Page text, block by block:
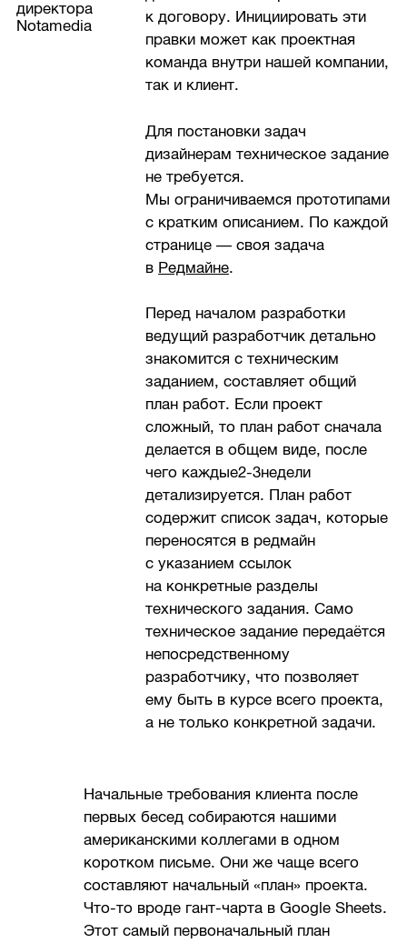
директора
Notamedia
к договору. Инициировать эти
правки может как проектная
команда внутри нашей компании,
так и клиент.
Для постановки задач
дизайнерам техническое задание
не требуется.
Мы ограничиваемся прототипами
с кратким описанием. По каждой
странице — своя задача
в Редмайне.
Перед началом разработки
ведущий разработчик детально
знакомится с техническим
заданием, составляет общий
план работ. Если проект
сложный, то план работ сначала
делается в общем виде, после
чего каждые2-3недели
детализируется. План работ
содержит список задач, которые
переносятся в редмайн
с указанием ссылок
на конкретные разделы
технического задания. Само
техническое задание передаётся
непосредственному
разработчику, что позволяет
ему быть в курсе всего проекта,
а не только конкретной задачи.
Начальные требования клиента после
первых бесед собираются нашими
американскими коллегами в одном
коротком письме. Они же чаще всего
составляют начальный «план» проекта.
Что-то вроде гант-чарта в Google Sheets.
Этот самый первоначальный план